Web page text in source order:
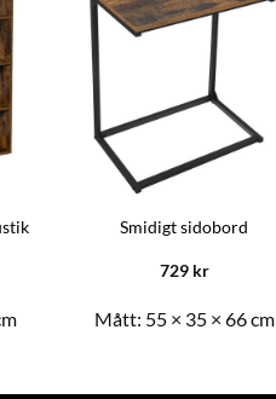
Smidigt sidobord
729 kr
Mått: 55 × 35 × 66 cm